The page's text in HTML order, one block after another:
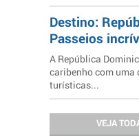
Destino:
Passeios
A República
caribenho com uma
turísticas...
VEJA